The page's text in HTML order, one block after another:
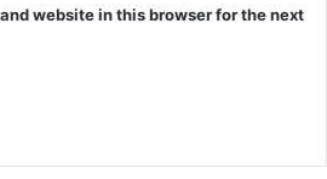
website in this browser for the next